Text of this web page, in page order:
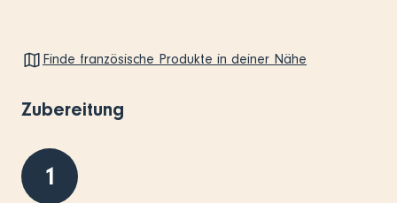
Finde französische Produkte in deiner Nähe
Zubereitung
1